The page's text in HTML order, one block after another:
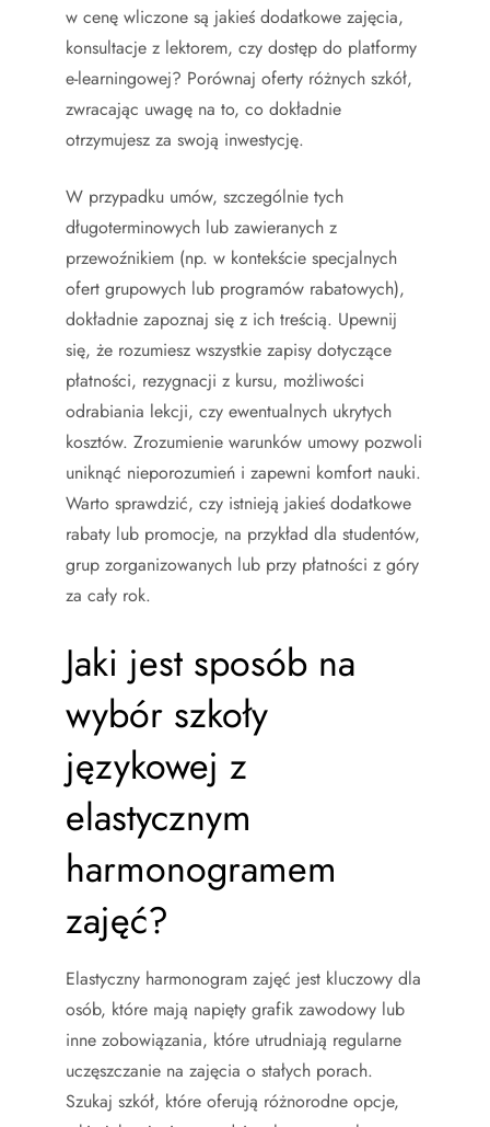
w cenę wliczone są jakieś dodatkowe zajęcia,
konsultacje z lektorem, czy dostęp do platformy
e-learningowej? Porównaj oferty różnych szkół,
zwracając uwagę na to, co dokładnie
otrzymujesz za swoją inwestycję.
W przypadku umów, szczególnie tych
długoterminowych lub zawieranych z
przewoźnikiem (np. w kontekście specjalnych
ofert grupowych lub programów rabatowych),
dokładnie zapoznaj się z ich treścią. Upewnij
się, że rozumiesz wszystkie zapisy dotyczące
płatności, rezygnacji z kursu, możliwości
odrabiania lekcji, czy ewentualnych ukrytych
kosztów. Zrozumienie warunków umowy pozwoli
uniknąć nieporozumień i zapewni komfort nauki.
Warto sprawdzić, czy istnieją jakieś dodatkowe
rabaty lub promocje, na przykład dla studentów,
grup zorganizowanych lub przy płatności z góry
za cały rok.
Jaki jest sposób na
wybór szkoły
językowej z
elastycznym
harmonogramem
zajęć?
Elastyczny harmonogram zajęć jest kluczowy dla
osób, które mają napięty grafik zawodowy lub
inne zobowiązania, które utrudniają regularne
uczęszczanie na zajęcia o stałych porach.
Szukaj szkół, które oferują różnorodne opcje,